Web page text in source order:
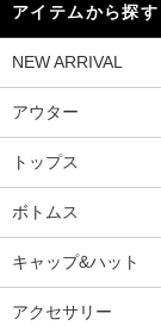
アイテムから探す
NEW ARRIVAL
アウター
トップス
ボトムス
キャップ&ハット
アクセサリー